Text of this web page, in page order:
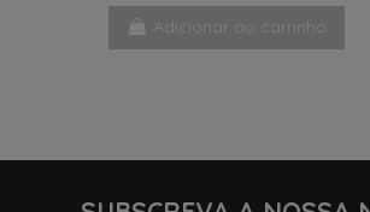
Adicionar ao carrinho